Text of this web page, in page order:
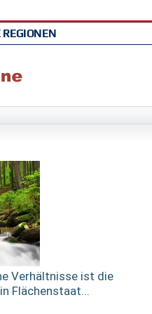
Verhältnisse ist die
Flächenstaat...